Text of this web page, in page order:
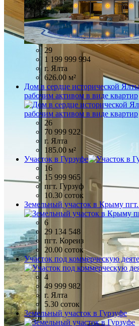
29
1 199 999 994
г. Ялта
626.00 м²
Дом в сердце исторической
рабочим активом в виде квартир
26
70 999 922
г. Ялта
185.00 м²
Участок в Гурзуфе
16
15 999 965
пгт. Гурзуф
10.30 соток
Земельный участок в Крыму
6
29 134 548
пгт. Кореиз
20.00 соток
Участок под коммерческую
4
49 999 982
г. Ялта
5.30 соток
Земельный участок в Гурзуфе